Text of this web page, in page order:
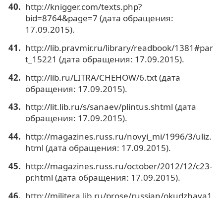
http://knigger.com/texts.php?
bid=8764&page=7 (дата обращения:
17.09.2015).
http://lib.pravmir.ru/library/readbook/1381#par
t_15221 (дата обращения: 17.09.2015).
http://lib.ru/LITRA/CHEHOW/6.txt (дата
обращения: 17.09.2015).
http://lit.lib.ru/s/sanaev/plintus.shtml (дата
обращения: 17.09.2015).
http://magazines.russ.ru/novyi_mi/1996/3/uliz.
html (дата обращения: 17.09.2015).
http://magazines.russ.ru/october/2012/12/c23-
pr.html (дата обращения: 17.09.2015).